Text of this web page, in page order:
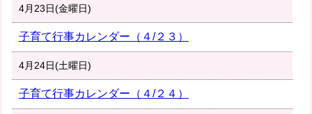
4月23日(金曜日)
子育て行事カレンダー（４/２３）
4月24日(土曜日)
子育て行事カレンダー（４/２４）